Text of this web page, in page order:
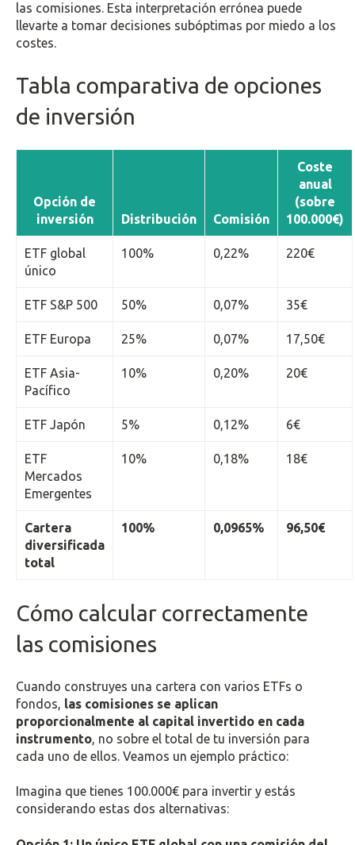
las comisiones. Esta interpretación errónea puede
llevarte a tomar decisiones subóptimas por miedo a los
costes.
Tabla comparativa de opciones
de inversión
Opción de
inversión
Distribución Comisión
Coste
anual
(sobre
100.000€)
ETF global
único
100% 0,22% 220€
ETF S&P 500 50% 0,07% 35€
ETF Europa 25% 0,07% 17,50€
ETF Asia-
Pacífico
10% 0,20% 20€
ETF Japón 5% 0,12% 6€
ETF
Mercados
Emergentes
10% 0,18% 18€
Cartera
diversificada
total
100% 0,0965% 96,50€
Cómo calcular correctamente
las comisiones
Cuando construyes una cartera con varios ETFs o
fondos, las comisiones se aplican
proporcionalmente al capital invertido en cada
instrumento, no sobre el total de tu inversión para
cada uno de ellos. Veamos un ejemplo práctico:
Imagina que tienes 100.000€ para invertir y estás
considerando estas dos alternativas: